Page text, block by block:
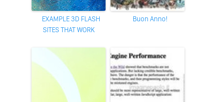
EXAMPLE 3D FLASH
SITES THAT WORK
Buon Anno!